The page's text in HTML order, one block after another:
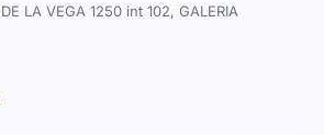
LA VEGA 1250 int 102, GALERIA